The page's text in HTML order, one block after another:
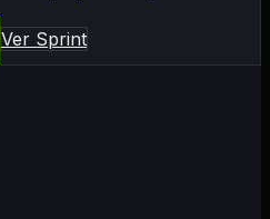
Ver Sprint